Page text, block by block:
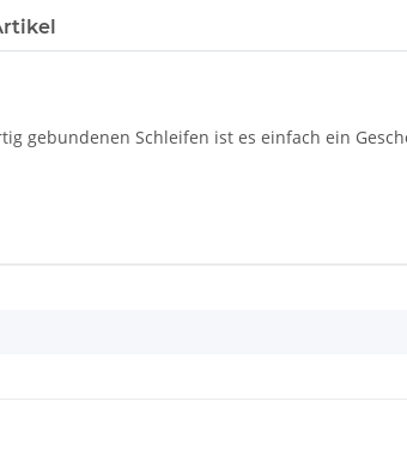
gebundenen Schleifen ist es einfach ein